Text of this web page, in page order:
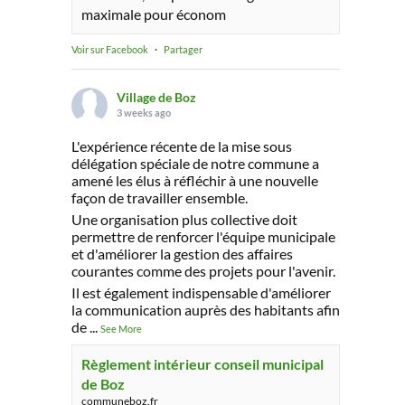
maximale pour économ
Voir sur Facebook · Partager
Village de Boz
3 weeks ago
L'expérience récente de la mise sous
délégation spéciale de notre commune a
amené les élus à réfléchir à une nouvelle
façon de travailler ensemble.
Une organisation plus collective doit
permettre de renforcer l'équipe municipale
et d'améliorer la gestion des affaires
courantes comme des projets pour l'avenir.
Il est également indispensable d'améliorer
la communication auprès des habitants afin
de... See More
Règlement intérieur conseil municipal
de Boz
communeboz.fr